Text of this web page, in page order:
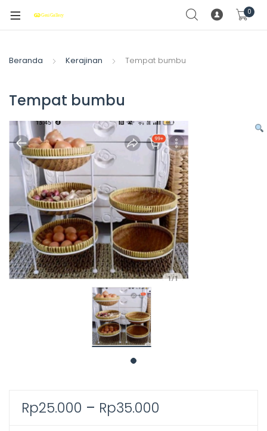
0
Beranda Kerajinan Tempat bumbu
Tempat bumbu
Rp25.000 – Rp35.000